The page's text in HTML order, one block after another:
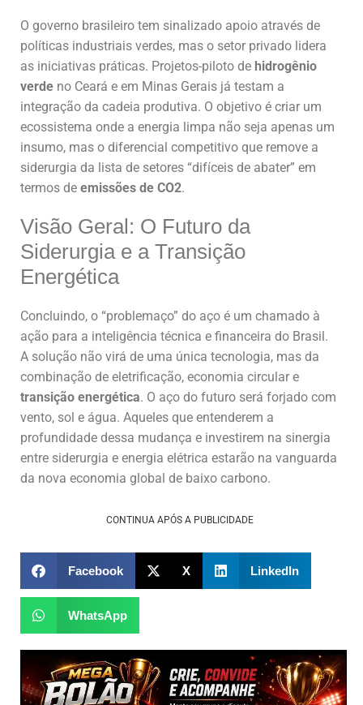
O governo brasileiro tem sinalizado apoio através de
políticas industriais verdes, mas o setor privado lidera
as iniciativas práticas. Projetos-piloto de hidrogênio
verde no Ceará e em Minas Gerais já testam a
integração da cadeia produtiva. O objetivo é criar um
ecossistema onde a energia limpa não seja apenas um
insumo, mas o diferencial competitivo que remove a
siderurgia da lista de setores “difíceis de abater” em
termos de emissões de CO2.
Visão Geral: O Futuro da
Siderurgia e a Transição
Energética
Concluindo, o “problemaço” do aço é um chamado à
ação para a inteligência técnica e financeira do Brasil.
A solução não virá de uma única tecnologia, mas da
combinação de eletrificação, economia circular e
transição energética. O aço do futuro será forjado com
vento, sol e água. Aqueles que entenderem a
profundidade dessa mudança e investirem na sinergia
entre siderurgia e energia elétrica estarão na vanguarda
da nova economia global de baixo carbono.
CONTINUA APÓS A PUBLICIDADE
Facebook X LinkedIn
WhatsApp